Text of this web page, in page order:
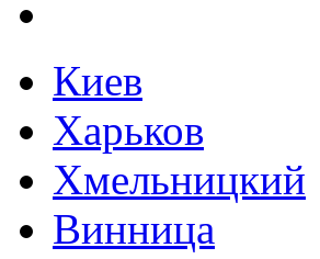
Киев
Харьков
Хмельницкий
Винница